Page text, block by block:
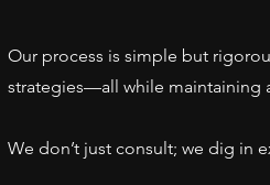
Our process is simple but
strategies—all while maintaining
We don’t just consult; we dig in